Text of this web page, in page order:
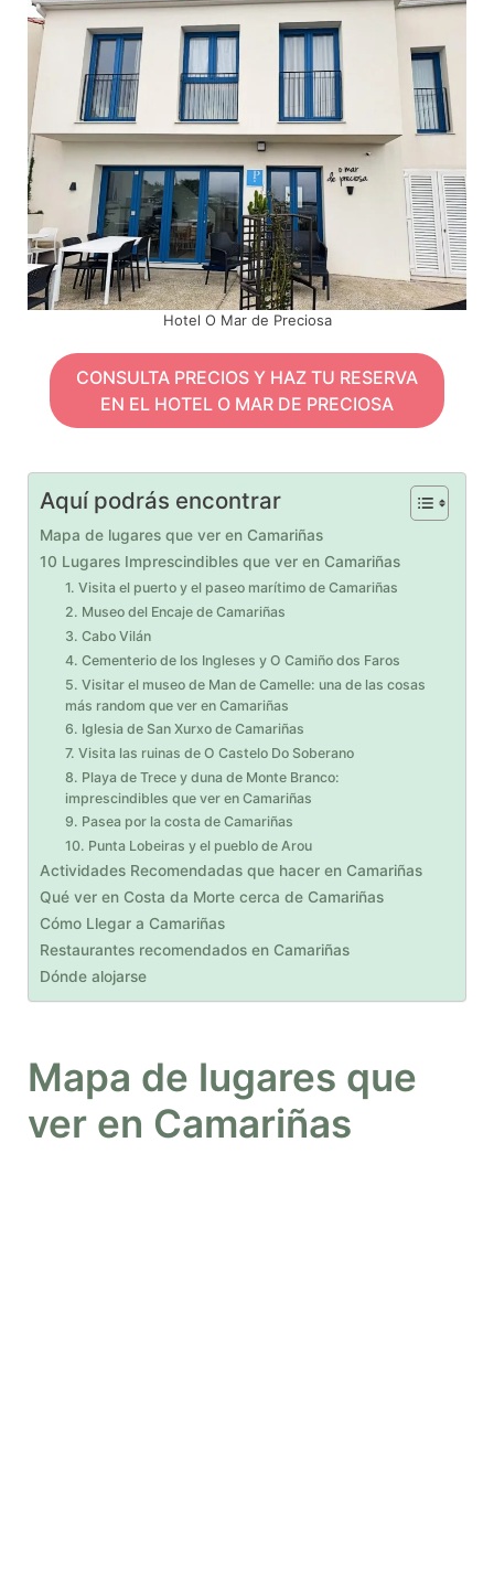
Hotel O Mar de Preciosa
CONSULTA PRECIOS Y HAZ TU RESERVA
EN EL HOTEL O MAR DE PRECIOSA
Aquí podrás encontrar
Mapa de lugares que ver en Camariñas
10 Lugares Imprescindibles que ver en Camariñas
1. Visita el puerto y el paseo marítimo de Camariñas
2. Museo del Encaje de Camariñas
3. Cabo Vilán
4. Cementerio de los Ingleses y O Camiño dos Faros
5. Visitar el museo de Man de Camelle: una de las cosas
más random que ver en Camariñas
6. Iglesia de San Xurxo de Camariñas
7. Visita las ruinas de O Castelo Do Soberano
8. Playa de Trece y duna de Monte Branco:
imprescindibles que ver en Camariñas
9. Pasea por la costa de Camariñas
10. Punta Lobeiras y el pueblo de Arou
Actividades Recomendadas que hacer en Camariñas
Qué ver en Costa da Morte cerca de Camariñas
Cómo Llegar a Camariñas
Restaurantes recomendados en Camariñas
Dónde alojarse
Mapa de lugares que
ver en Camariñas